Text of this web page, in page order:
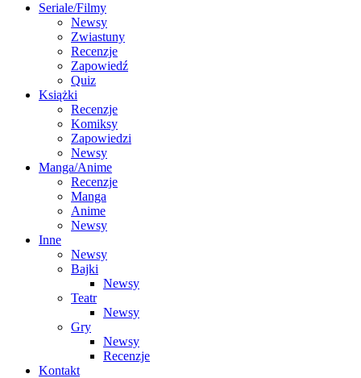
Seriale/Filmy
Newsy
Zwiastuny
Recenzje
Zapowiedź
Quiz
Książki
Recenzje
Komiksy
Zapowiedzi
Newsy
Manga/Anime
Recenzje
Manga
Anime
Newsy
Inne
Newsy
Bajki
Newsy
Teatr
Newsy
Gry
Newsy
Recenzje
Kontakt